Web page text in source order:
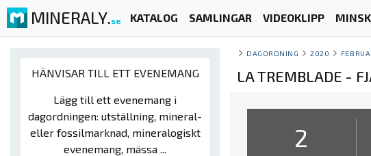
MINERALY.se KATALOG SAMLINGAR VIDEOKLIPP
HÄNVISAR TILL ETT EVENEMANG
Lägg till ett evenemang i
dagordningen: utställning, mineral-
eller fossilmarknad, mineralogiskt
evenemang, mässa ...
DAGORDNING 2020
LA TREMBLADE -
2